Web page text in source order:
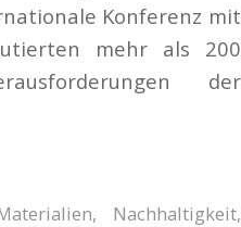
Konferenz mit
mehr als 200
der
, Nachhaltigkeit,